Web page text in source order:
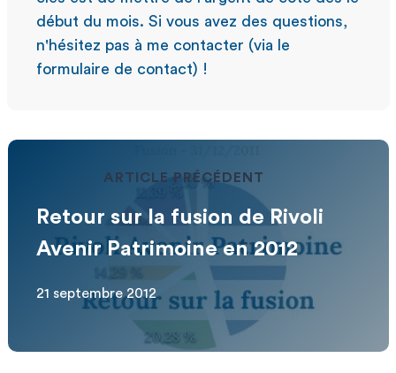
début du mois. Si vous avez des questions,
n'hésitez pas à me contacter (via le
formulaire de contact) !
ARTICLE PRÉCÉDENT
Retour sur la fusion de Rivoli
Avenir Patrimoine en 2012
21 septembre 2012